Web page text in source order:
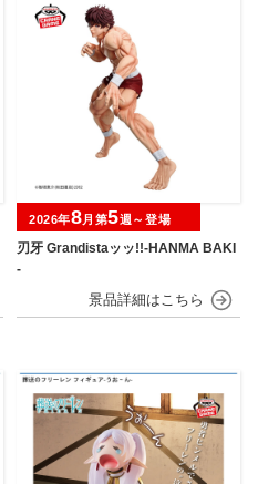
刃牙 Grandistaッッ!!-HANMA BAKI
-
2026年8月第5週～登場